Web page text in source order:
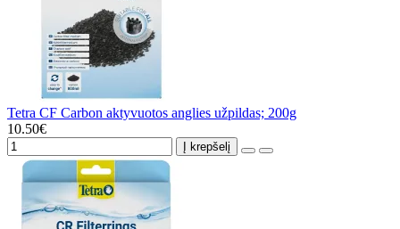
Tetra CF Carbon aktyvuotos anglies užpildas; 200g
10.50€
Į krepšelį